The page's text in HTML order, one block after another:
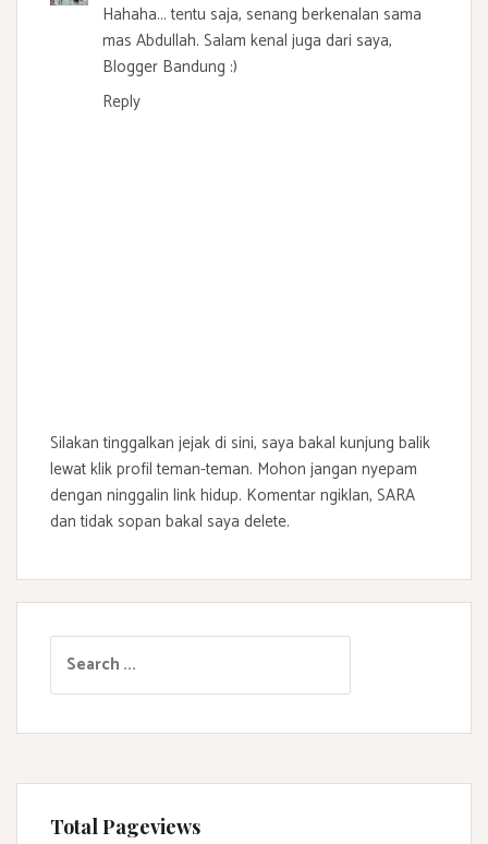
Hahaha... tentu saja, senang berkenalan sama
mas Abdullah. Salam kenal juga dari saya,
Blogger Bandung :)
Reply
Silakan tinggalkan jejak di sini, saya bakal kunjung balik
lewat klik profil teman-teman. Mohon jangan nyepam
dengan ninggalin link hidup. Komentar ngiklan, SARA
dan tidak sopan bakal saya delete.
a
r
h
o
Total Pageviews